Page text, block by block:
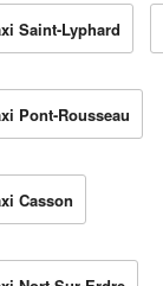
Saint-Lyphard
Pont-Rousseau
Casson